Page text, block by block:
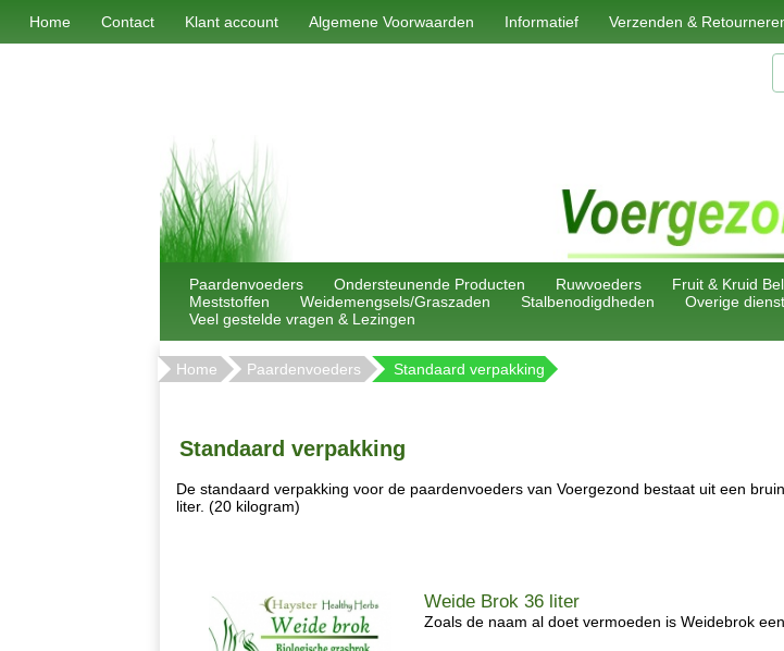
Home Contact Klant account Algemene Voorwaarden Informatief Verzenden &
Paardenvoeders Ondersteunende Producten Ruwvoeders Fruit & Kruid
Meststoffen
Weidemengsels/Graszaden Stalbenodigdheden Overige
Veel gestelde vragen & Lezingen
Home Paardenvoeders Standaard verpakking
Standaard verpakking
De standaard verpakking voor de paardenvoeders van Voergezond bestaat uit een
liter. (20 kilogram)
Weide Brok 36 liter
Zoals de naam al doet vermoeden is Weidebrok